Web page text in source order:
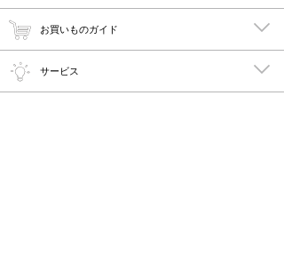
お買いものガイド
サービス